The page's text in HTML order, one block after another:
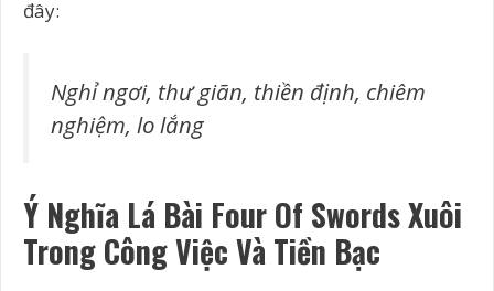
đây:
Nghỉ ngơi, thư giãn, thiền định, chiêm
nghiệm, lo lắng
Ý Nghĩa Lá Bài Four Of Swords Xuôi
Trong Công Việc Và Tiền Bạc